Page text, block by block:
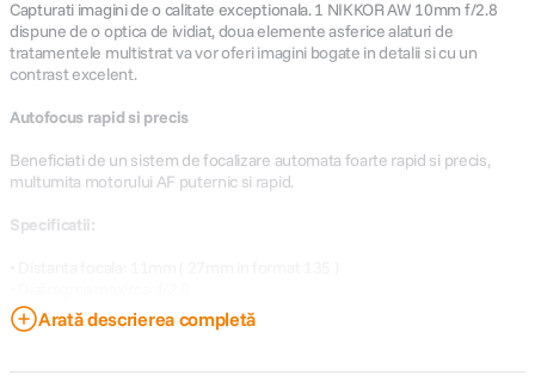
Capturati imagini de o calitate exceptionala. 1 NIKKOR AW 10mm f/2.8
dispune de o optica de ividiat, doua elemente asferice alaturi de
tratamentele multistrat va vor oferi imagini bogate in detalii si cu un
contrast excelent.
Autofocus rapid si precis
Beneficiati de un sistem de focalizare automata foarte rapid si precis,
multumita motorului AF puternic si rapid.
Specificatii:
• Nr. lamele diafragma: 7
• Diametru filtru: 40.5mm
Arată descrierea completă